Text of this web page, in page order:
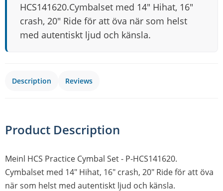
HCS141620.Cymbalset med 14" Hihat, 16"
crash, 20" Ride för att öva när som helst
med autentiskt ljud och känsla.
Description Reviews
Product Description
Meinl HCS Practice Cymbal Set - P-HCS141620.
Cymbalset med 14" Hihat, 16" crash, 20" Ride för att öva
när som helst med autentiskt ljud och känsla.